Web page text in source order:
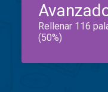
Rellenar 116
(50%)